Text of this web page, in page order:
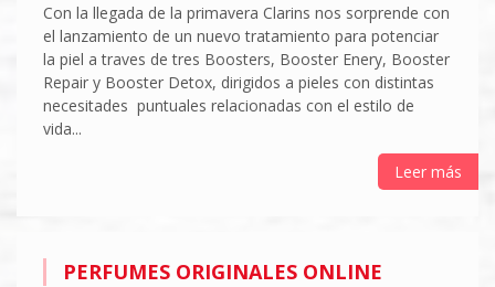
Con la llegada de la primavera Clarins nos sorprende con
el lanzamiento de un nuevo tratamiento para potenciar
la piel a traves de tres Boosters, Booster Enery, Booster
Repair y Booster Detox, dirigidos a pieles con distintas
necesitades puntuales relacionadas con el estilo de
vida...
Leer más
PERFUMES ORIGINALES ONLINE